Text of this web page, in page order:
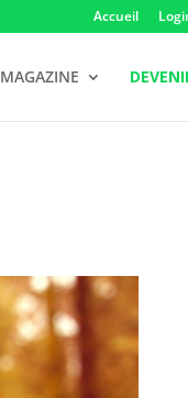
Accueil
MAGAZINE